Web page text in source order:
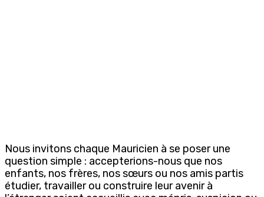
Nous invitons chaque Mauricien à se poser une
question simple : accepterions-nous que nos
enfants, nos frères, nos sœurs ou nos amis partis
étudier, travailler ou construire leur avenir à